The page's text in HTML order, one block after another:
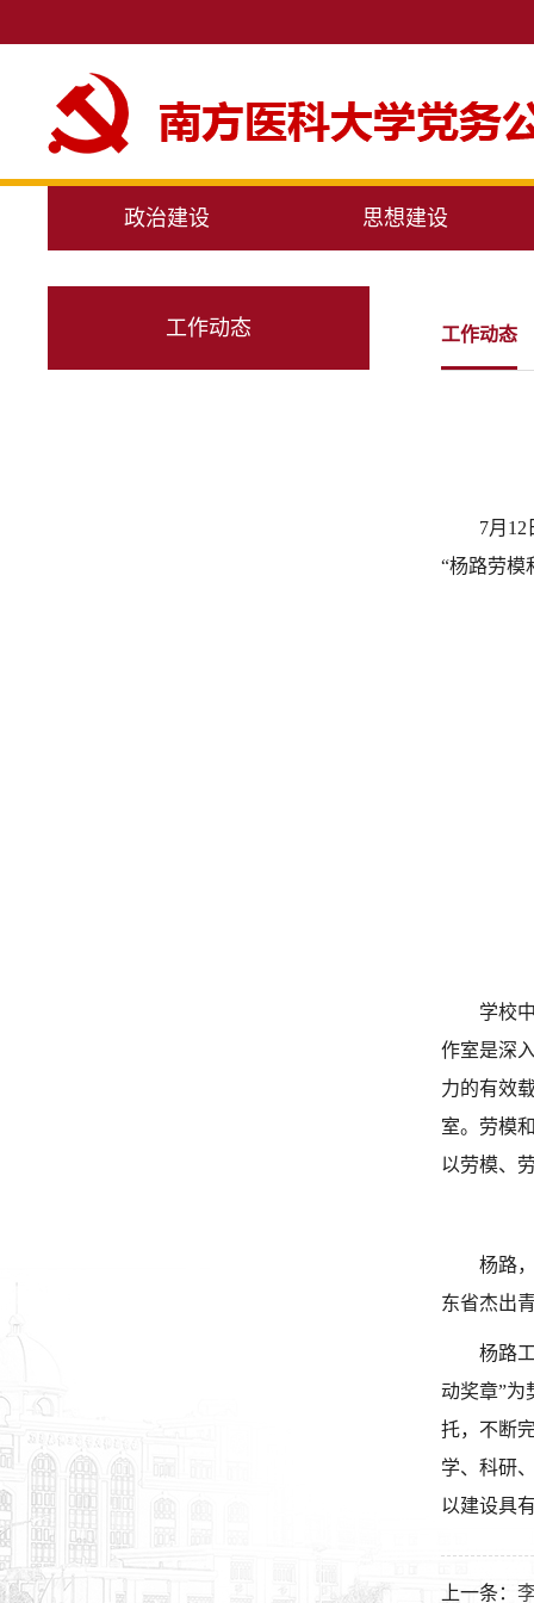
政治建设 思想建设
工作动态 工作动态
7月
“杨路劳模
学校
作室是深
力的有效
室。劳模
以劳模、
杨路
东省杰出
杨路
动奖章”为
托，不断
学、科研
以建设具
上一条：